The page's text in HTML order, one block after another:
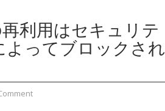
利用はセキュリテ
よってブロックされ